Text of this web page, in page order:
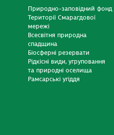
Природно-заповідний фонд
Території Смарагдової
мережі
Всесвітня природна
спадщина
Біосферні резервати
Рідкісні види, угруповання
та природні оселища
Рамсарські угіддя